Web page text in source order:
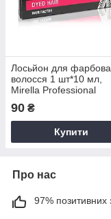
Лосьйон для
волосся 1 шт*10 мл,
Mirella Professional
90 ₴
Купити
Про нас
97% позитивних